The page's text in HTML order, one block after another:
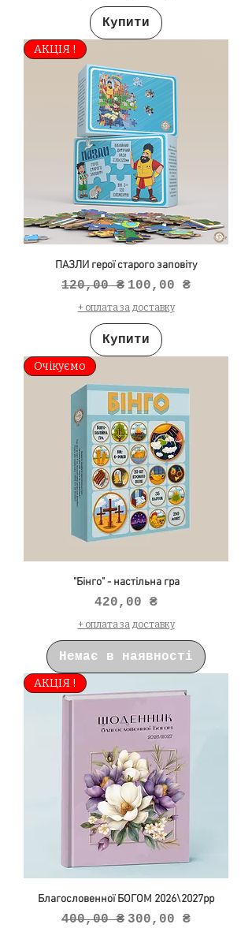
Купити
АКЦІЯ !
ПАЗЛИ герої старого заповіту
Звичайна ціна
120,00 ₴ За розпродажем
100,00 ₴
+ оплата за доставку
Купити
Очікуємо
"Бінго" - настільна гра
Ціна
420,00 ₴
+ оплата за доставку
Немає в наявності
АКЦІЯ !
Благословенної БОГОМ 2026\2027рр
Звичайна ціна
400,00 ₴ За розпродажем
300,00 ₴